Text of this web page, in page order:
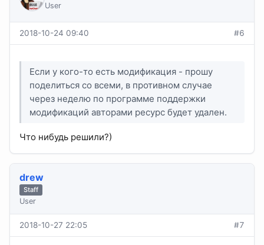
User
2018-10-24 09:40 #6
Если у кого-то есть модификация - прошу
поделиться со всеми, в противном случае
через неделю по программе поддержки
модификаций авторами ресурс будет удален.
Что нибудь решили?)
drew
Staff
User
2018-10-27 22:05 #7